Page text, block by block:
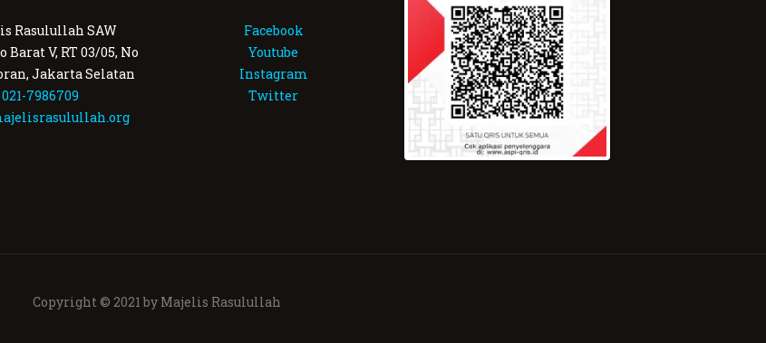
Rasulullah SAW
Barat V, RT 03/05, No
Jakarta Selatan
021-7986709
Facebook
Youtube
Instagram
Twitter
Copyright © 2021 by Majelis Rasulullah